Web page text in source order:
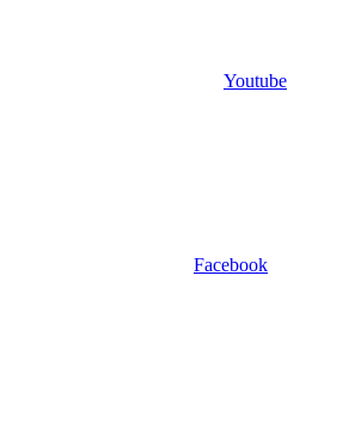
Youtube
Facebook